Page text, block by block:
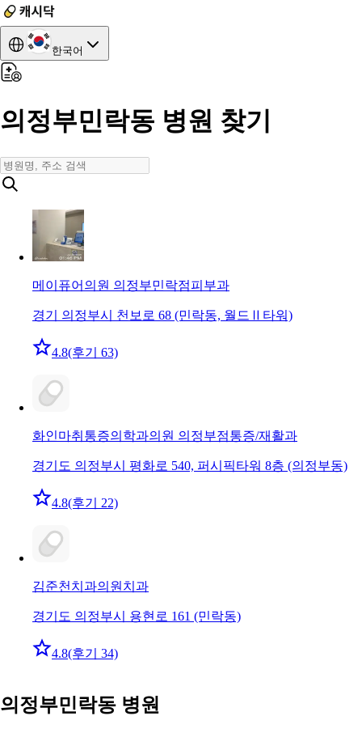
한국어
의정부민락동 병원 찾기
메이퓨어의원 의정부민락점피부과
경기 의정부시 천보로 68 (민락동, 월드Ⅱ타워)
4.8(후기 63)
화인마취통증의학과의원 의정부점통증/재활과
경기도 의정부시 평화로 540, 퍼시픽타워 8층 (의정부동)
4.8(후기 22)
김준천치과의원 치과
경기도 의정부시 용현로 161 (민락동)
4.8(후기 34)
의정부민락동 병원